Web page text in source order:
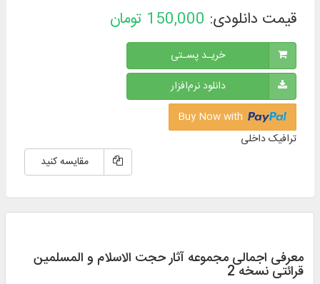
قیمت دانلودی: 150,000 تومان
خریـد پسـتی
دانلود نرم‌افزار
ترافیک داخلی
مقایسه کنید
معرفی اجمالی مجموعه آثار حجت الاسلام و المسلمین
قرائتی نسخه 2